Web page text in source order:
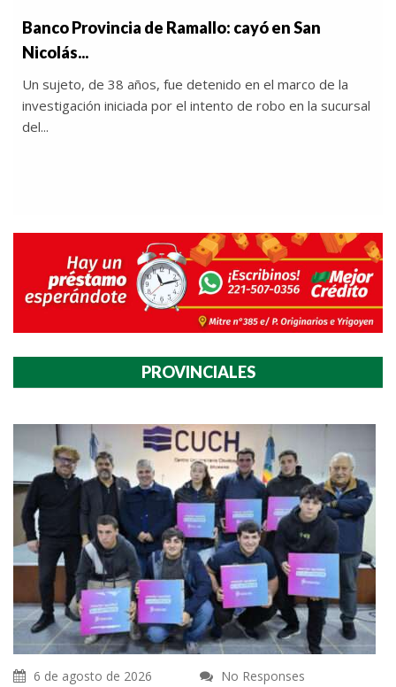
Banco Provincia de Ramallo: cayó en San
Nicolás...
Un sujeto, de 38 años, fue detenido en el marco de la
investigación iniciada por el intento de robo en la sucursal
del...
PROVINCIALES
6 de agosto de 2026 No Responses